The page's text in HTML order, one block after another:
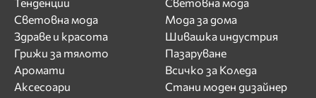
Световна мода
Здраве и красота
Грижи за тялото
Аромати
Аксесоари
Мода за дома
Шивашка индустрия
Пазаруване
Всичко за Коледа
Стани моден дизайнер